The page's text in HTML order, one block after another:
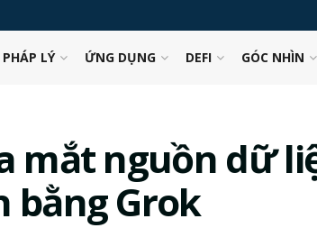
PHÁP LÝ ỨNG DỤNG DEFI GÓC NHÌN
mắt nguồn dữ
bằng Grok